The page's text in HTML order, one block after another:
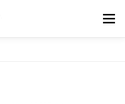
Menu
WARSZAWĄ